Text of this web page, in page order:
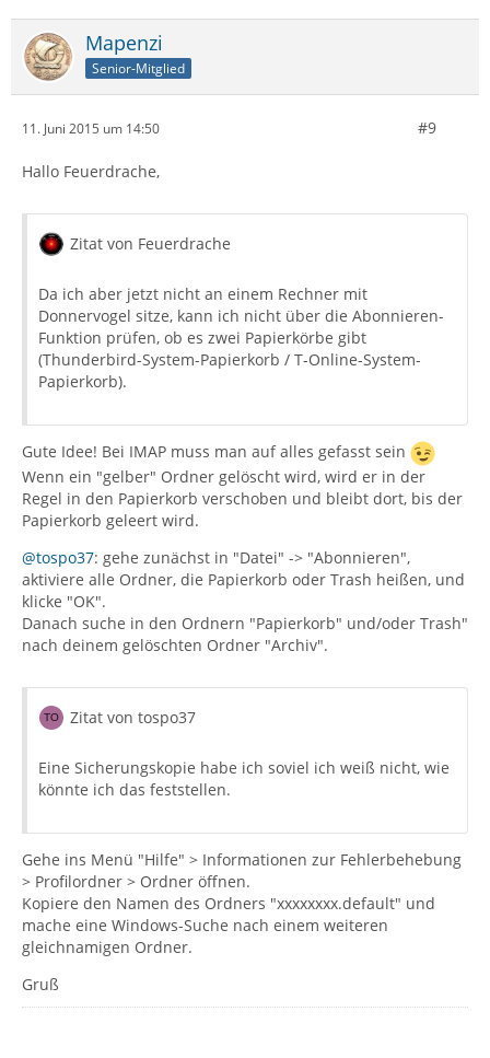
Mapenzi
Senior-Mitglied
11. Juni 2015 um 14:50 #9
Hallo Feuerdrache,
Zitat von Feuerdrache
Da ich aber jetzt nicht an einem Rechner mit
Donnervogel sitze, kann ich nicht über die Abonnieren-
Funktion prüfen, ob es zwei Papierkörbe gibt
(Thunderbird-System-Papierkorb / T-Online-System-
Papierkorb).
Gute Idee! Bei IMAP muss man auf alles gefasst sein
Wenn ein "gelber" Ordner gelöscht wird, wird er in der
Regel in den Papierkorb verschoben und bleibt dort, bis der
Papierkorb geleert wird.
@tospo37: gehe zunächst in "Datei" -> "Abonnieren",
aktiviere alle Ordner, die Papierkorb oder Trash heißen, und
klicke "OK".
Danach suche in den Ordnern "Papierkorb" und/oder Trash"
nach deinem gelöschten Ordner "Archiv".
Zitat von tospo37
Eine Sicherungskopie habe ich soviel ich weiß nicht, wie
könnte ich das feststellen.
Gehe ins Menü "Hilfe" > Informationen zur Fehlerbehebung
> Profilordner > Ordner öffnen.
Kopiere den Namen des Ordners "xxxxxxxx.default" und
mache eine Windows-Suche nach einem weiteren
gleichnamigen Ordner.
Gruß